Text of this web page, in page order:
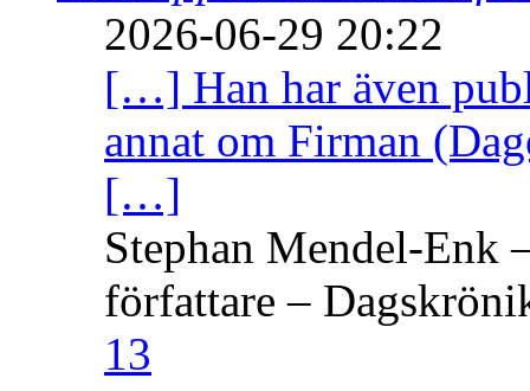
2026-06-29 20:22
[…] Han har även
annat om Firman
[…]
Stephan Mendel-Enk
författare –
13